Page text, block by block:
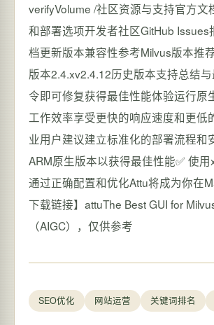
verifyVolume /社区资源与支持官方
和部署选项开发者社区GitHub
档更新版本兼容性参考Milvus版本推
版本2.4.xv2.4.12历史版本支持总结
令即可修复获得最佳性能体验运行
工作效率享受更快的响应速度和更
业用户建议建立标准化的部署流程
ARM原生版本以获得最佳性能✅ 使
通过正确配置和优化Attu将成为你在
下载链接】attuThe Best GUI for
（AIGC），仅供参考
SEO优化 网站运营 关键词排名